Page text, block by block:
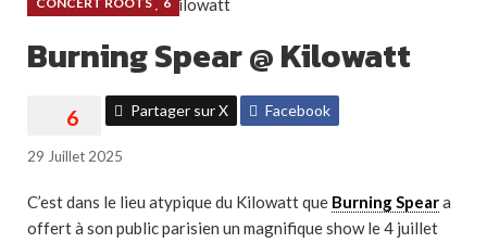
Burning Spear @ Kilowatt
Partager sur X Facebook
29 Juillet 2025
C’est dans le lieu atypique du Kilowatt que Burning Speara
offert à son public parisien un magnifique show le 4 juillet